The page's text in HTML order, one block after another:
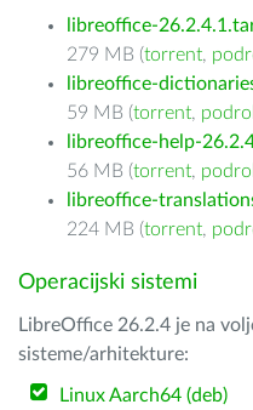
libreoffice-
279 MB (torrent,
libreoffice-
59 MB (torrent,
libreoffice-help-
56 MB (torrent,
libreoffice-
224 MB (torrent,
Operacijski sistemi
LibreOffice 26.2.4 je na
sisteme/arhitekture:
Linux Aarch64 (deb)